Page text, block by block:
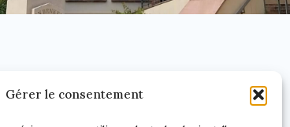
Gérer le consentement
courant de nos dernières actualités et